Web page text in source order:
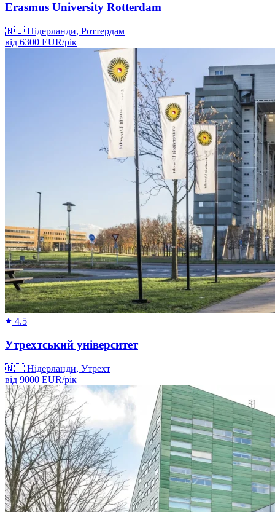
Erasmus University Rotterdam
🇳🇱 Нідерланди, Роттердам
від 6300 EUR/рік
4.5
Утрехтський університет
🇳🇱 Нідерланди, Утрехт
від 9000 EUR/рік